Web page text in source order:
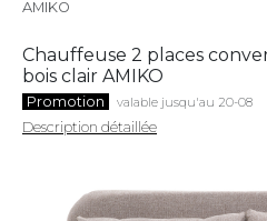
AMIKO
Chauffeuse 2 places
bois clair AMIKO
Promotion valable jusqu'au 20-08
Description détaillée